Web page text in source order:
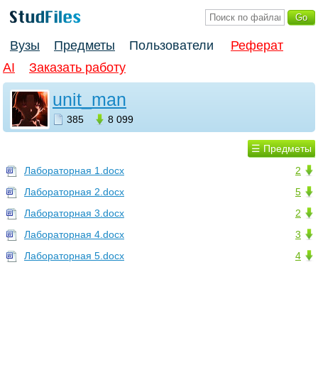
Вузы Предметы Пользователи
Реферат
AI
Заказать работу
unit_man
385 8 099
☰ Предметы
2
Лабораторная 1.docx
5
Лабораторная 2.docx
2
Лабораторная 3.docx
3
Лабораторная 4.docx
4
Лабораторная 5.docx